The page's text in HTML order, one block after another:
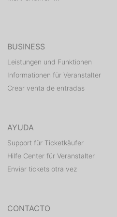
Einlass ab :
Entry: 10
60314
BUSINESS
Leistungen und Funktionen
Informationen für Veranstalter
Crear venta de entradas
AYUDA
Support für Ticketkäufer
Hilfe Center für Veranstalter
Enviar tickets otra vez
CONTACTO